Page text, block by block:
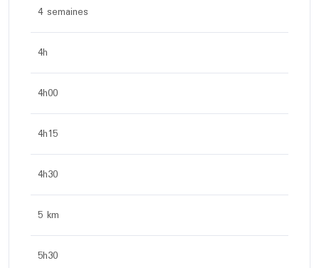
4 semaines
4h
4h00
4h15
4h30
5 km
5h30